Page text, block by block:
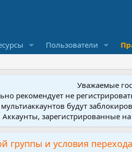
Пользователи
Уважаемые
рекомендует не
мультиаккаунтов будут
Аккаунты, зарегистрированные
группы и условия